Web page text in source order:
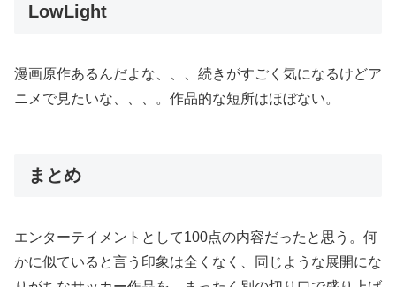
LowLight
漫画原作あるんだよな、、、続きがすごく気になるけどア
ニメで見たいな、、、。作品的な短所はほぼない。
まとめ
エンターテイメントとして100点の内容だったと思う。何
かに似ていると言う印象は全くなく、同じような展開にな